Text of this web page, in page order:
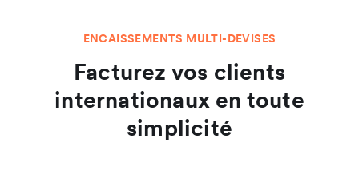
ENCAISSEMENTS MULTI-DEVISES
Facturez vos clients
internationaux en toute
simplicité